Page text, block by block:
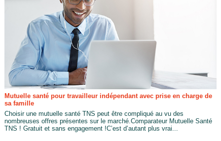
Mutuelle santé pour travailleur indépendant avec prise en charge de
sa famille
Choisir une mutuelle santé TNS peut être compliqué au vu des
nombreuses offres présentes sur le marché.Comparateur Mutuelle Santé
TNS ! Gratuit et sans engagement !C’est d’autant plus vrai...